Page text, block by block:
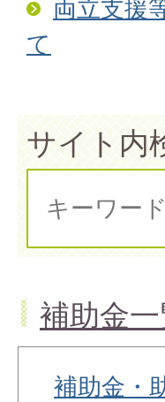
両立支援
て
サイト内
補助金
補助金・